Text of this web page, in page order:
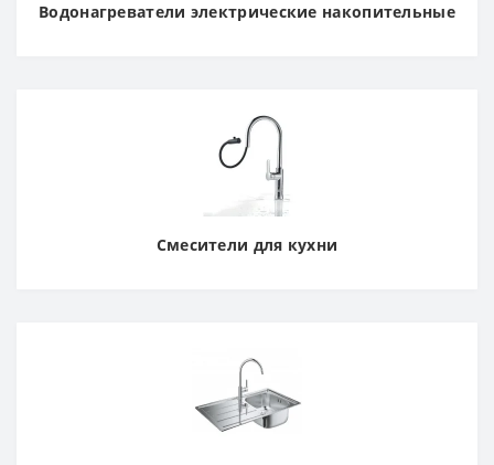
Водонагреватели электрические накопительные
Смесители для кухни